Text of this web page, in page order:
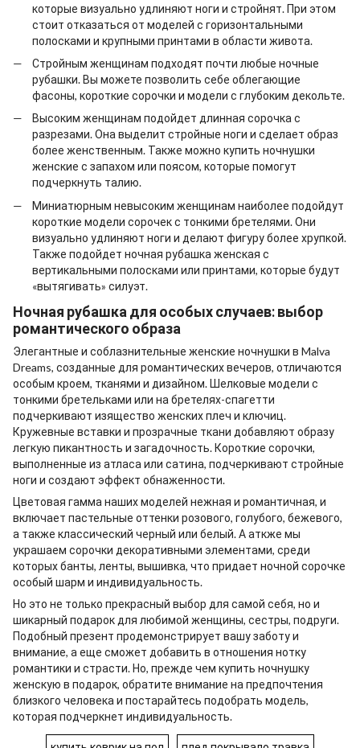
которые визуально удлиняют ноги и стройнят. При этом
стоит отказаться от моделей с горизонтальными
полосками и крупными принтами в области живота.
Стройным женщинам подходят почти любые ночные
рубашки. Вы можете позволить себе облегающие
фасоны, короткие сорочки и модели с глубоким декольте.
Высоким женщинам подойдет длинная сорочка с
разрезами. Она выделит стройные ноги и сделает образ
более женственным. Также можно купить ночнушки
женские с запахом или поясом, которые помогут
подчеркнуть талию.
Миниатюрным невысоким женщинам наиболее подойдут
короткие модели сорочек с тонкими бретелями. Они
визуально удлиняют ноги и делают фигуру более хрупкой.
Также подойдет ночная рубашка женская с
вертикальными полосками или принтами, которые будут
«вытягивать» силуэт.
Ночная рубашка для особых случаев: выбор
романтического образа
Элегантные и соблазнительные женские ночнушки в Malva
Dreams, созданные для романтических вечеров, отличаются
особым кроем, тканями и дизайном. Шелковые модели с
тонкими бретельками или на бретелях-спагетти
подчеркивают изящество женских плеч и ключиц.
Кружевные вставки и прозрачные ткани добавляют образу
легкую пикантность и загадочность. Короткие сорочки,
выполненные из атласа или сатина, подчеркивают стройные
ноги и создают эффект обнаженности.
Цветовая гамма наших моделей нежная и романтичная, и
включает пастельные оттенки розового, голубого, бежевого,
а также классический черный или белый. А аткже мы
украшаем сорочки декоративными элементами, среди
которых банты, ленты, вышивка, что придает ночной сорочке
особый шарм и индивидуальность.
Но это не только прекрасный выбор для самой себя, но и
шикарный подарок для любимой женщины, сестры, подруги.
Подобный презент продемонстрирует вашу заботу и
внимание, а еще сможет добавить в отношения нотку
романтики и страсти. Но, прежде чем купить ночнушку
женскую в подарок, обратите внимание на предпочтения
близкого человека и постарайтесь подобрать модель,
которая подчеркнет индивидуальность.